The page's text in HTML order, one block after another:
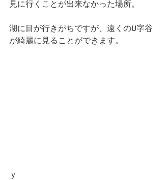
見に行くことが出来なかった場所。
湖に目が行きがちですが、遠くのU字谷
が綺麗に見ることができます。
ｙ